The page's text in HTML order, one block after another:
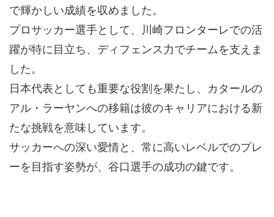
で輝かしい成績を収めました。
プロサッカー選手として、川崎フロンターレでの活
躍が特に目立ち、ディフェンス力でチームを支えま
した。
日本代表としても重要な役割を果たし、カタールの
アル・ラーヤンへの移籍は彼のキャリアにおける新
たな挑戦を意味しています。
サッカーへの深い愛情と、常に高いレベルでのプレ
ーを目指す姿勢が、谷口選手の成功の鍵です。